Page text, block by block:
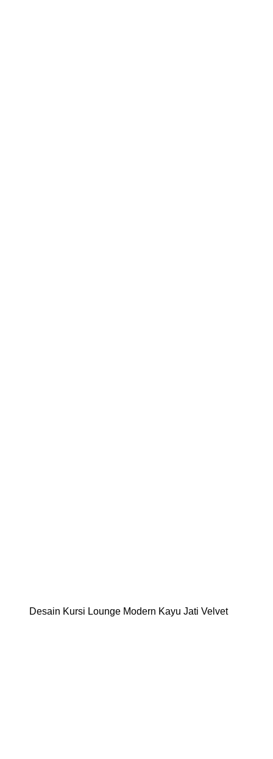
Desain Kursi Lounge Modern Kayu Jati Velvet